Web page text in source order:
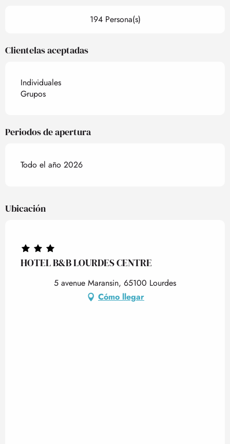
194 Persona(s)
Clientelas aceptadas
Individuales
Grupos
Periodos de apertura
Todo el año 2026
Ubicación
HOTEL B&B LOURDES CENTRE
5 avenue Maransin, 65100 Lourdes
Cómo llegar